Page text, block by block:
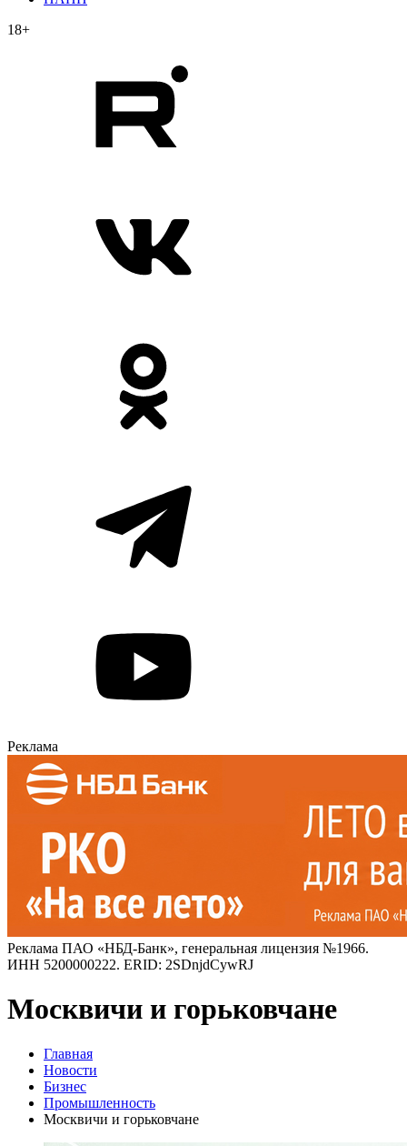
18+
Реклама
Реклама ПАО «НБД-Банк», генеральная лицензия №1966.
ИНН 5200000222. ERID: 2SDnjdCywRJ
Москвичи и горьковчане
Главная
Новости
Бизнес
Промышленность
Москвичи и горьковчане